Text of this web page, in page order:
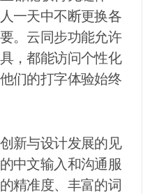
一天中不断更换各
。云同步功能允许
，都能访问个性化
们的打字体验始终
新与设计发展的见
中文输入和沟通服
精准度、丰富的词